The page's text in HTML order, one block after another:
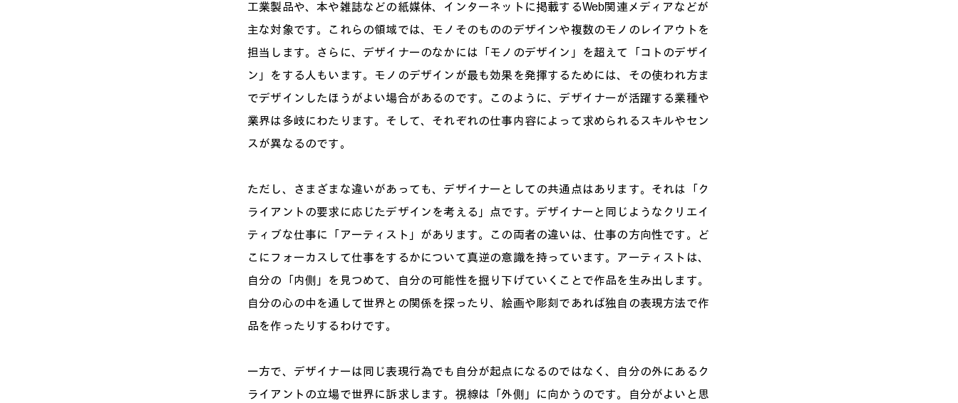
工業製品や、本や雑誌などの紙媒体、インターネットに掲載するWeb関連メディアなどが
主な対象です。これらの領域では、モノそのもののデザインや複数のモノのレイアウトを
担当します。さらに、デザイナーのなかには「モノのデザイン」を超えて「コトのデザイ
ン」をする人もいます。モノのデザインが最も効果を発揮するためには、その使われ方ま
でデザインしたほうがよい場合があるのです。このように、デザイナーが活躍する業種や
業界は多岐にわたります。そして、それぞれの仕事内容によって求められるスキルやセン
スが異なるのです。
ただし、さまざまな違いがあっても、デザイナーとしての共通点はあります。それは「ク
ライアントの要求に応じたデザインを考える」点です。デザイナーと同じようなクリエイ
ティブな仕事に「アーティスト」があります。この両者の違いは、仕事の方向性です。ど
こにフォーカスして仕事をするかについて真逆の意識を持っています。アーティストは、
自分の「内側」を見つめて、自分の可能性を掘り下げていくことで作品を生み出します。
自分の心の中を通して世界との関係を探ったり、絵画や彫刻であれば独自の表現方法で作
品を作ったりするわけです。
一方で、デザイナーは同じ表現行為でも自分が起点になるのではなく、自分の外にあるク
ライアントの立場で世界に訴求します。視線は「外側」に向かうのです。自分がよいと思